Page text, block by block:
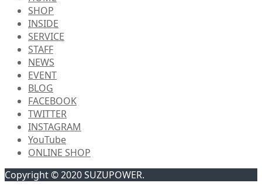
SHOP
INSIDE
SERVICE
STAFF
NEWS
EVENT
BLOG
FACEBOOK
TWITTER
INSTAGRAM
YouTube
ONLINE SHOP
Copyright © 2020 SUZUPOWER.